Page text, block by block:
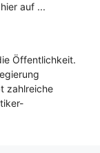
auf ...
Öffentlichkeit.
zahlreiche